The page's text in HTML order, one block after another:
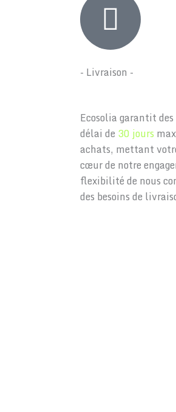
- Livraison -
Ecosolia garantit
délai de 30 jours
achats, mettant
cœur de notre
flexibilité de nous
des besoins de